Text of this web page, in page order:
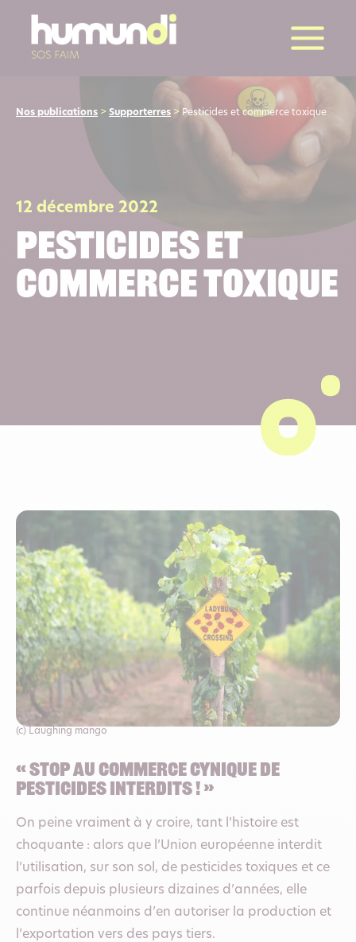
Nos publications > Supporterres > Pesticides et commerce toxique
12 décembre 2022
Pesticides et
commerce toxique
(c) Laughing mango
« Stop au commerce cynique de
pesticides interdits ! »
On peine vraiment à y croire, tant l’histoire est
choquante : alors que l’Union européenne interdit
l’utilisation, sur son sol, de pesticides toxiques et ce
parfois depuis plusieurs dizaines d’années, elle
continue néanmoins d’en autoriser la production et
l’exportation vers des pays tiers.